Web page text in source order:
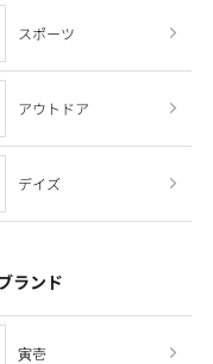
スポーツ
アウトドア
デイズ
ランド
寅壱